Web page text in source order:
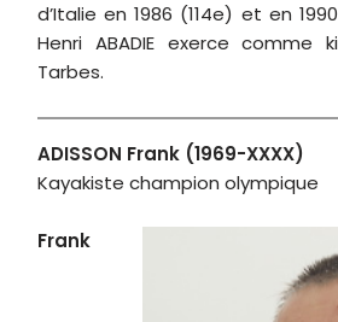
d’Italie en 1986 (114e) et en
Henri ABADIE exerce comme
Tarbes.
ADISSON Frank (1969-XXXX)
Kayakiste champion olympique
Frank